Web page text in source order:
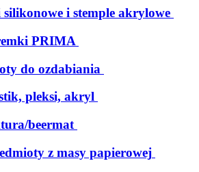
i stemple akrylowe
PRIMA
do ozdabiania
pleksi, akryl
beermat
z masy papierowej